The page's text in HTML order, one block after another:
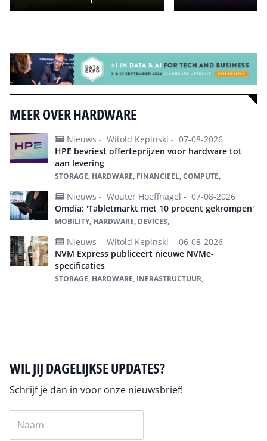
MEER OVER HARDWARE
Nieuws - Witold Kepinski - 07-08-2026
HPE bevriest offerteprijzen voor hardware tot
aan levering
STORAGE, HARDWARE, FINANCIEEL, COMPUTE,
Nieuws - Wouter Hoeffnagel - 07-08-2026
Omdia: 'Tabletmarkt met 10 procent gekrompen'
MOBILITY, HARDWARE, DEVICES,
Nieuws - Witold Kepinski - 06-08-2026
NVM Express publiceert nieuwe NVMe-
specificaties
STORAGE, HARDWARE, INFRASTRUCTUUR,
WIL JIJ DAGELIJKSE UPDATES?
Schrijf je dan in voor onze nieuwsbrief!